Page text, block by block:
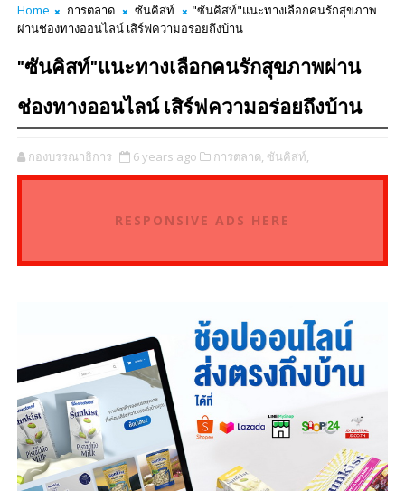
Home การตลาด ซันคิสท์
"ซันคิสท์"แนะทางเลือกคนรักสุขภาพ
ผ่านช่องทางออนไลน์ เสิร์ฟความอร่อยถึงบ้าน
"ซันคิสท์"แนะทางเลือกคนรักสุขภาพผ่าน
ช่องทางออนไลน์ เสิร์ฟความอร่อยถึงบ้าน
กองบรรณาธิการ 6 years ago การตลาด, ซันคิสท์,
RESPONSIVE ADS HERE